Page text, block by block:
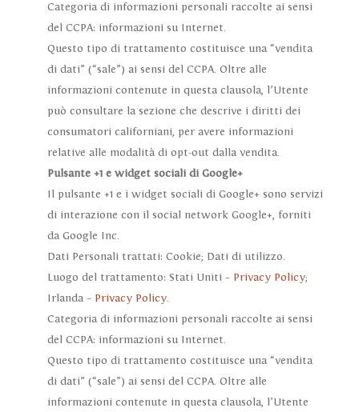
Categoria di informazioni personali raccolte ai sensi
del CCPA: informazioni su Internet.
Questo tipo di trattamento costituisce una “vendita
di dati” (“sale”) ai sensi del CCPA. Oltre alle
informazioni contenute in questa clausola, l’Utente
può consultare la sezione che descrive i diritti dei
consumatori californiani, per avere informazioni
relative alle modalità di opt-out dalla vendita.
Pulsante +1 e widget sociali di Google+
Il pulsante +1 e i widget sociali di Google+ sono servizi
di interazione con il social network Google+, forniti
da Google Inc.
Dati Personali trattati: Cookie; Dati di utilizzo.
Luogo del trattamento: Stati Uniti – Privacy Policy;
Irlanda – Privacy Policy.
Categoria di informazioni personali raccolte ai sensi
del CCPA: informazioni su Internet.
Questo tipo di trattamento costituisce una “vendita
di dati” (“sale”) ai sensi del CCPA. Oltre alle
informazioni contenute in questa clausola, l’Utente